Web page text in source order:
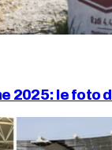
2025: le foto